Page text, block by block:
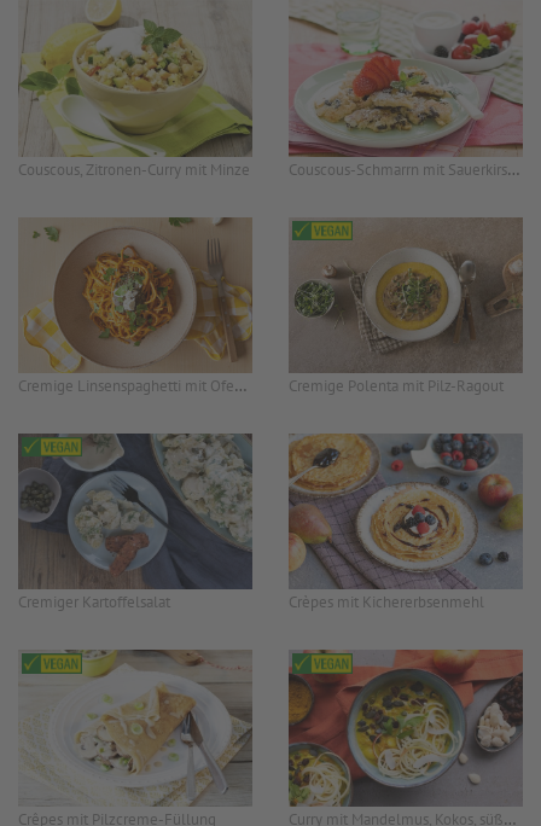
Couscous, Zitronen-Curry mit Minze Couscous-Schmarrn mit Sauerkirschen, süß
Cremige Linsenspaghetti mit Ofengemüsesauce Cremige Polenta mit Pilz-Ragout
Cremiger Kartoffelsalat Crèpes mit Kichererbsenmehl
Crêpes mit Pilzcreme-Füllung Curry mit Mandelmus, Kokos, süßen Kartoffeln und Apfel